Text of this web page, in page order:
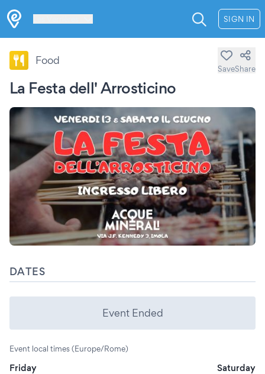
SIGN IN
La Festa dell' Arrosticino
Food
SaveShare
DATES
Event Ended
Event local times (Europe/Rome)
Friday Saturday